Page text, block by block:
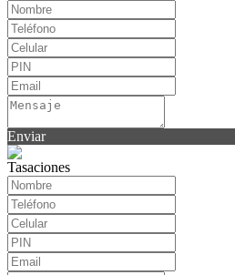
Enviar
Tasaciones